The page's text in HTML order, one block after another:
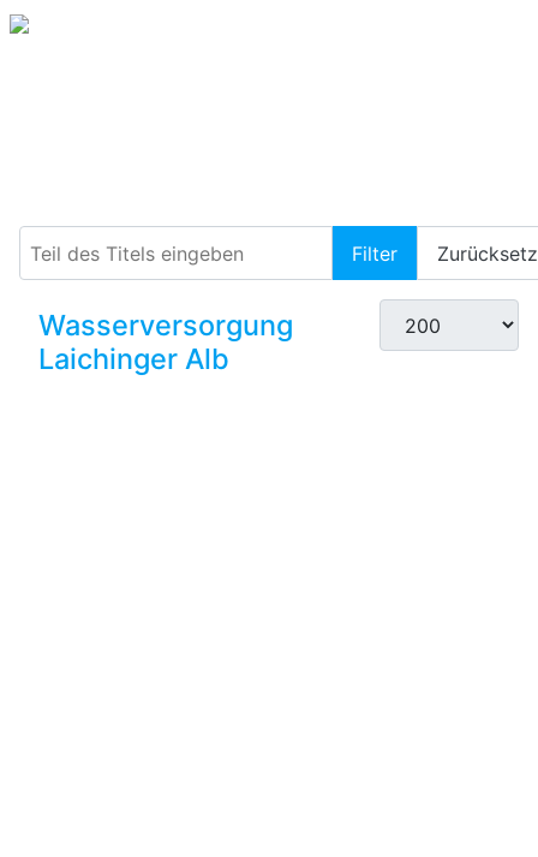
Filter
Anzeige #
Wasserversorgung
Laichinger Alb